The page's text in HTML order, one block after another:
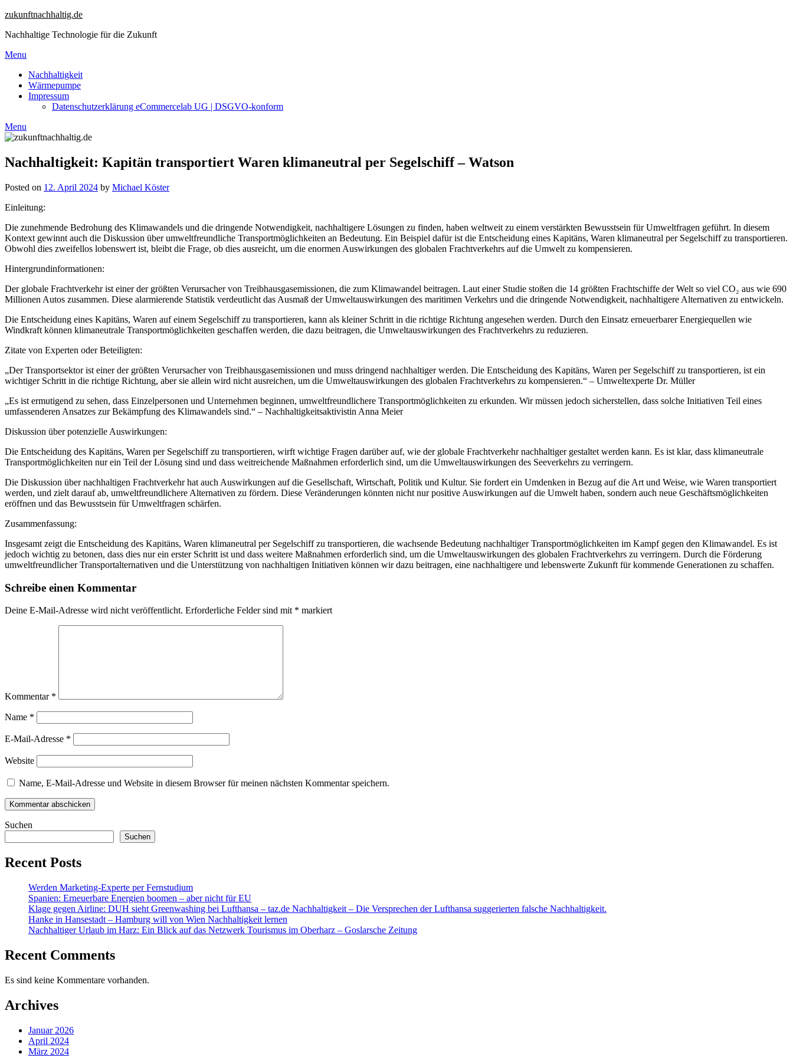
Skip
content
zukunftnachhaltig.de
Nachhaltige Technologie für die Zukunft
Menu
Nachhaltigkeit
Wärmepumpe
Impressum
Datenschutzerklärung eCommercelab UG | DSGVO-konform
Menu
Nachhaltigkeit: Kapitän transportiert Waren klimaneutral per Segelschiff – Watson
Posted on 12. April 2024 by Michael Köster
Einleitung:
Die zunehmende Bedrohung des Klimawandels und die dringende Notwendigkeit, nachhaltigere Lösungen zu finden, haben weltweit zu einem verstärkten Bewusstsein für Umweltfragen geführt. In diesem
Kontext gewinnt auch die Diskussion über umweltfreundliche Transportmöglichkeiten an Bedeutung. Ein Beispiel dafür ist die Entscheidung eines Kapitäns, Waren klimaneutral per Segelschiff zu transportieren.
Obwohl dies zweifellos lobenswert ist, bleibt die Frage, ob dies ausreicht, um die enormen Auswirkungen des globalen Frachtverkehrs auf die Umwelt zu kompensieren.
Hintergrundinformationen:
Der globale Frachtverkehr ist einer der größten Verursacher von Treibhausgasemissionen, die zum Klimawandel beitragen. Laut einer Studie stoßen die 14 größten Frachtschiffe der Welt so viel CO₂ aus wie 690
Millionen Autos zusammen. Diese alarmierende Statistik verdeutlicht das Ausmaß der Umweltauswirkungen des maritimen Verkehrs und die dringende Notwendigkeit, nachhaltigere Alternativen zu entwickeln.
Die Entscheidung eines Kapitäns, Waren auf einem Segelschiff zu transportieren, kann als kleiner Schritt in die richtige Richtung angesehen werden. Durch den Einsatz erneuerbarer Energiequellen wie
Windkraft können klimaneutrale Transportmöglichkeiten geschaffen werden, die dazu beitragen, die Umweltauswirkungen des Frachtverkehrs zu reduzieren.
Zitate von Experten oder Beteiligten:
„Der Transportsektor ist einer der größten Verursacher von Treibhausgasemissionen und muss dringend nachhaltiger werden. Die Entscheidung des Kapitäns, Waren per Segelschiff zu transportieren, ist ein
wichtiger Schritt in die richtige Richtung, aber sie allein wird nicht ausreichen, um die Umweltauswirkungen des globalen Frachtverkehrs zu kompensieren.“ – Umweltexperte Dr. Müller
„Es ist ermutigend zu sehen, dass Einzelpersonen und Unternehmen beginnen, umweltfreundlichere Transportmöglichkeiten zu erkunden. Wir müssen jedoch sicherstellen, dass solche Initiativen Teil eines
umfassenderen Ansatzes zur Bekämpfung des Klimawandels sind.“ – Nachhaltigkeitsaktivistin Anna Meier
Diskussion über potenzielle Auswirkungen:
Die Entscheidung des Kapitäns, Waren per Segelschiff zu transportieren, wirft wichtige Fragen darüber auf, wie der globale Frachtverkehr nachhaltiger gestaltet werden kann. Es ist klar, dass klimaneutrale
Transportmöglichkeiten nur ein Teil der Lösung sind und dass weitreichende Maßnahmen erforderlich sind, um die Umweltauswirkungen des Seeverkehrs zu verringern.
Die Diskussion über nachhaltigen Frachtverkehr hat auch Auswirkungen auf die Gesellschaft, Wirtschaft, Politik und Kultur. Sie fordert ein Umdenken in Bezug auf die Art und Weise, wie Waren transportiert
werden, und zielt darauf ab, umweltfreundlichere Alternativen zu fördern. Diese Veränderungen könnten nicht nur positive Auswirkungen auf die Umwelt haben, sondern auch neue Geschäftsmöglichkeiten
eröffnen und das Bewusstsein für Umweltfragen schärfen.
Zusammenfassung:
Insgesamt zeigt die Entscheidung des Kapitäns, Waren klimaneutral per Segelschiff zu transportieren, die wachsende Bedeutung nachhaltiger Transportmöglichkeiten im Kampf gegen den Klimawandel. Es ist
jedoch wichtig zu betonen, dass dies nur ein erster Schritt ist und dass weitere Maßnahmen erforderlich sind, um die Umweltauswirkungen des globalen Frachtverkehrs zu verringern. Durch die Förderung
umweltfreundlicher Transportalternativen und die Unterstützung von nachhaltigen Initiativen können wir dazu beitragen, eine nachhaltigere und lebenswerte Zukunft für kommende Generationen zu schaffen.
Schreibe einen Kommentar
Deine E-Mail-Adresse wird nicht veröffentlicht. Erforderliche Felder sind mit * markiert
Kommentar *
Name *
E-Mail-Adresse *
Website
Name, E-Mail-Adresse und Website in diesem Browser für meinen nächsten Kommentar speichern.
Suchen
Suchen
Recent Posts
Werden Marketing-Experte per Fernstudium
Spanien: Erneuerbare Energien boomen – aber nicht für EU
Klage gegen Airline: DUH sieht Greenwashing bei Lufthansa – taz.de Nachhaltigkeit – Die Versprechen der Lufthansa suggerierten falsche Nachhaltigkeit.
Hanke in Hansestadt – Hamburg will von Wien Nachhaltigkeit lernen
Nachhaltiger Urlaub im Harz: Ein Blick auf das Netzwerk Tourismus im Oberharz – Goslarsche Zeitung
Recent Comments
Es sind keine Kommentare vorhanden.
Archives
Januar 2026
April 2024
März 2024